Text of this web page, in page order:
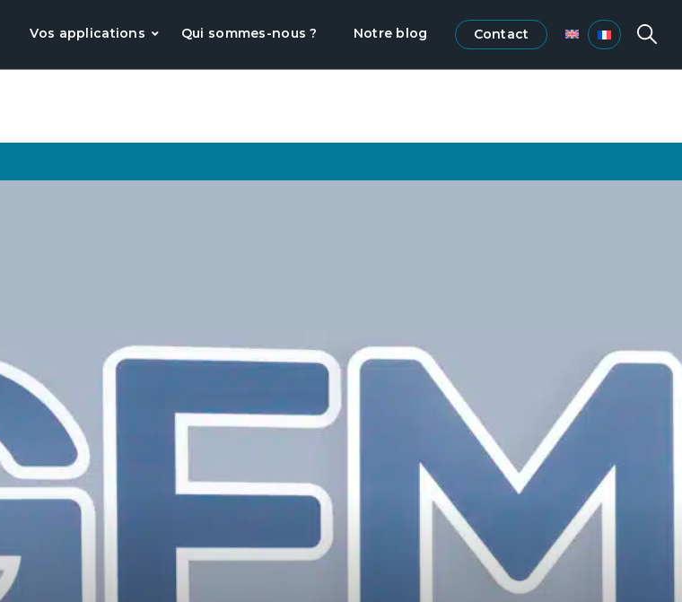
Vos applications Qui sommes-nous ? Notre blog Contact